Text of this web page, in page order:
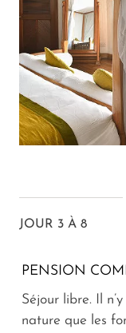
JOUR 3 À 8
PENSION
Séjour libre. Il
nature que les